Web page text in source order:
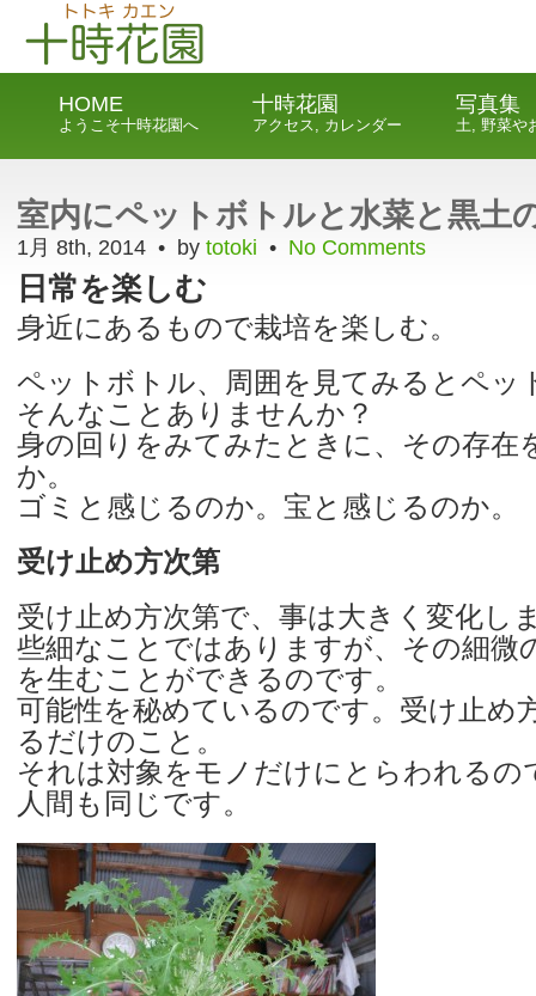
HOME
ようこそ十時花園へ
十時花園
アクセス, カレンダー
写真集
土, 野菜や
室内にペットボトルと水菜と黒土
1月 8th, 2014 • by totoki • No Comments
日常を楽しむ
身近にあるもので栽培を楽しむ。
ペットボトル、周囲を見てみるとペッ
そんなことありませんか？
身の回りをみてみたときに、その存在
か。
ゴミと感じるのか。宝と感じるのか。
受け止め方次第
受け止め方次第で、事は大きく変化し
些細なことではありますが、その細微
を生むことができるのです。
可能性を秘めているのです。受け止め
るだけのこと。
それは対象をモノだけにとらわれるの
人間も同じです。